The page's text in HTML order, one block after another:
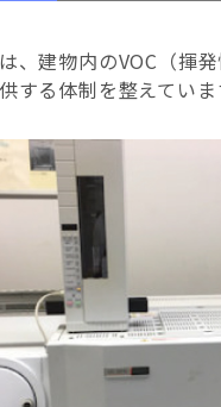
、建物内のVOC（揮
する体制を整えていま